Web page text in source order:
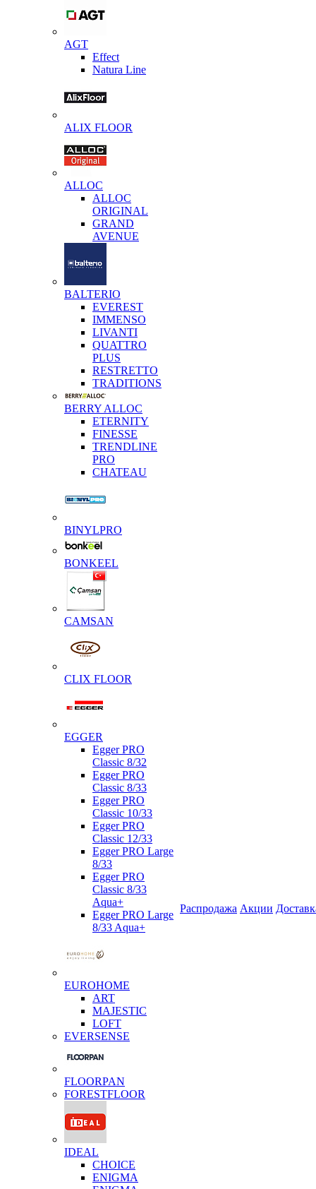
AGT
Effect
Natura Line
ALIX FLOOR
ALLOC
ALLOC
ORIGINAL
GRAND
AVENUE
BALTERIO
EVEREST
IMMENSO
LIVANTI
QUATTRO
PLUS
RESTRETTO
TRADITIONS
BERRY ALLOC
ETERNITY
FINESSE
TRENDLINE
PRO
CHATEAU
BINYLPRO
BONKEEL
CAMSAN
CLIX FLOOR
EGGER
Egger PRO
Classic 8/32
Egger PRO
Classic 8/33
Egger PRO
Classic 10/33
Egger PRO
Classic 12/33
Egger PRO Large
8/33
Egger PRO
Classic 8/33
Aqua+
Egger PRO Large
8/33 Aqua+
EUROHOME
ART
MAJESTIC
LOFT
EVERSENSE
FLOORPAN
FORESTFLOOR
IDEAL
CHOICE
ENIGMA
Распродажа Акции